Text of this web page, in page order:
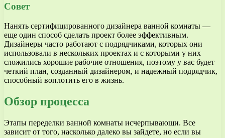
Совет
Нанять сертифицированного дизайнера ванной комнаты —
еще один способ сделать проект более эффективным.
Дизайнеры часто работают с подрядчиками, которых они
использовали в нескольких проектах и с которыми у них
сложились хорошие рабочие отношения, поэтому у вас будет
четкий план, созданный дизайнером, и надежный подрядчик,
способный воплотить его в жизнь.
Обзор процесса
Этапы переделки ванной комнаты исчерпывающи. Все
зависит от того, насколько далеко вы зайдете, но если вы